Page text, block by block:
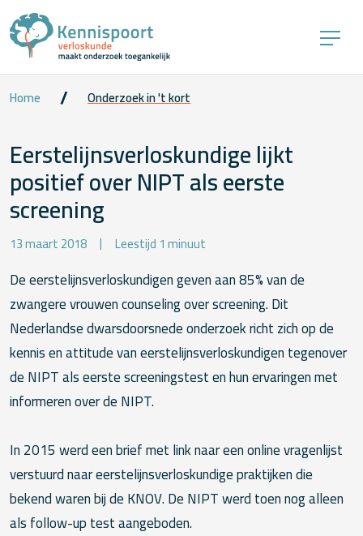
Home Onderzoek in 't kort
Eerstelijnsverloskundige lijkt
positief over NIPT als eerste
screening
13 maart 2018 Leestijd 1 minuut
De eerstelijnsverloskundigen geven aan 85% van de
zwangere vrouwen counseling over screening. Dit
Nederlandse dwarsdoorsnede onderzoek richt zich op de
kennis en attitude van eerstelijnsverloskundigen tegenover
de NIPT als eerste screeningstest en hun ervaringen met
informeren over de NIPT.
In 2015 werd een brief met link naar een online vragenlijst
verstuurd naar eerstelijnsverloskundige praktijken die
bekend waren bij de KNOV. De NIPT werd toen nog alleen
als follow-up test aangeboden.